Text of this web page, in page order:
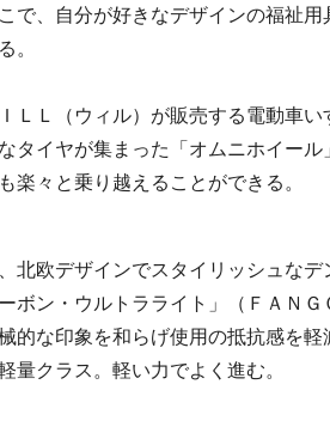
で、自分が好きなデザインの福祉
。
ＬＬ（ウィル）が販売する電動車
タイヤが集まった「オムニホイー
楽々と乗り越えることができる。
北欧デザインでスタイリッシュな
ボン・ウルトラライト」（ＦＡＮ
的な印象を和らげ使用の抵抗感を
量クラス。軽い力でよく進む。